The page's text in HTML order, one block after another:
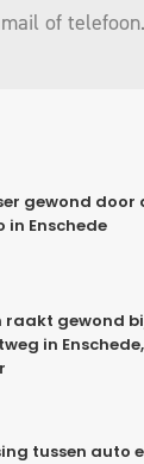
of
gewond
in Enschede
raakt gewond
in
tussen auto